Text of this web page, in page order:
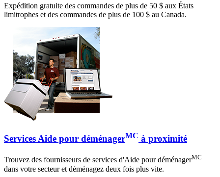
Expédition gratuite des commandes de plus de 50 $ aux États
limitrophes et des commandes de plus de 100 $ au Canada.
Services Aide pour déménagerMC à proximité
Trouvez des fournisseurs de services d'Aide pour déménagerMC
dans votre secteur et déménagez deux fois plus vite.